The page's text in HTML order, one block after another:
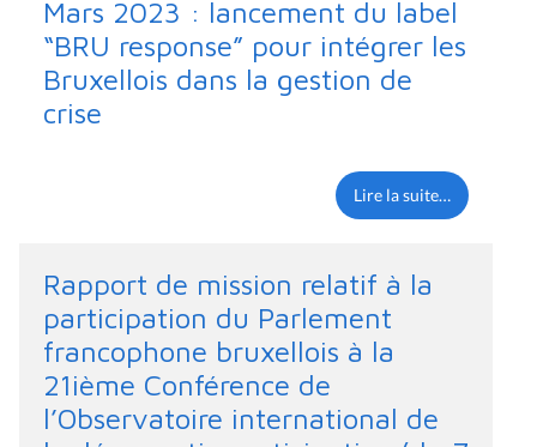
Mars 2023 : lancement du label
“BRU response” pour intégrer les
Bruxellois dans la gestion de
crise
Lire la suite…
Rapport de mission relatif à la
participation du Parlement
francophone bruxellois à la
21ième Conférence de
l’Observatoire international de